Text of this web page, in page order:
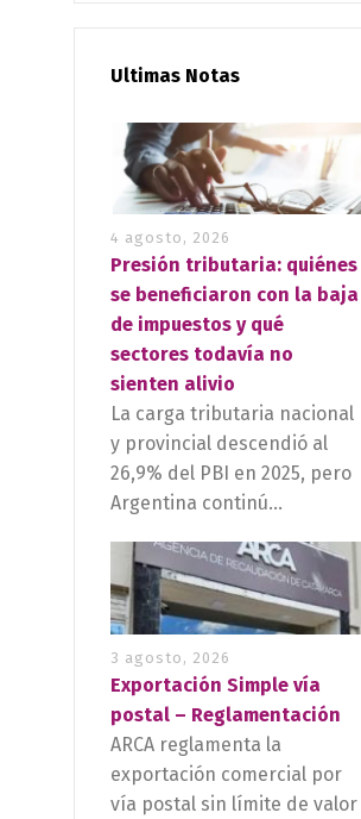
Ultimas Notas
4 agosto, 2026
Presión tributaria: quiénes
se beneficiaron con la baja
de impuestos y qué
sectores todavía no
sienten alivio
La carga tributaria nacional
y provincial descendió al
26,9% del PBI en 2025, pero
Argentina continú...
3 agosto, 2026
Exportación Simple vía
postal – Reglamentación
ARCA reglamenta la
exportación comercial por
vía postal sin límite de valor